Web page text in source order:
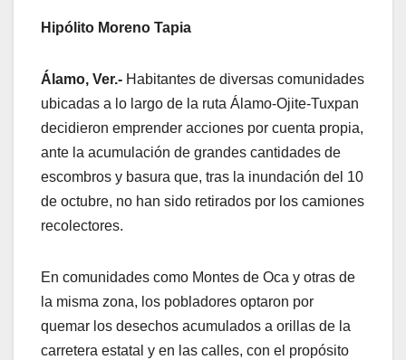
Hipólito Moreno Tapia
Álamo, Ver.- Habitantes de diversas comunidades
ubicadas a lo largo de la ruta Álamo-Ojite-Tuxpan
decidieron emprender acciones por cuenta propia,
ante la acumulación de grandes cantidades de
escombros y basura que, tras la inundación del 10
de octubre, no han sido retirados por los camiones
recolectores.
En comunidades como Montes de Oca y otras de
la misma zona, los pobladores optaron por
quemar los desechos acumulados a orillas de la
carretera estatal y en las calles, con el propósito